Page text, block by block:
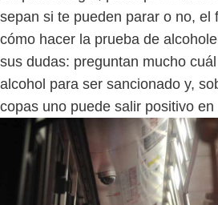
sepan si te pueden parar o no, el
cómo hacer la prueba de
sus dudas: preguntan mucho
alcohol para ser sancionado y,
copas uno puede salir positivo en